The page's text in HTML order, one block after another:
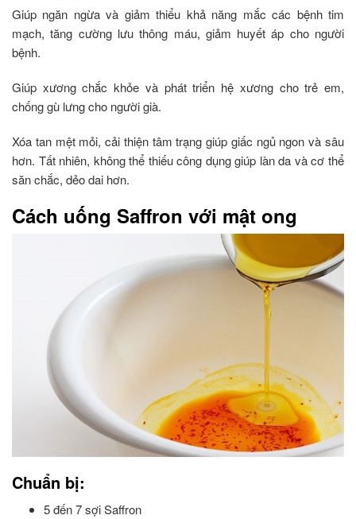
Giúp ngăn ngừa và giảm thiểu khả năng mắc các bệnh tim
mạch, tăng cường lưu thông máu, giảm huyết áp cho người
bệnh.
Giúp xương chắc khỏe và phát triển hệ xương cho trẻ em,
chống gù lưng cho người già.
Xóa tan mệt mỏi, cải thiện tâm trạng giúp giấc ngủ ngon và sâu
hơn. Tất nhiên, không thể thiếu công dụng giúp làn da và cơ thể
săn chắc, dẻo dai hơn.
Cách uống Saffron với mật ong
Chuẩn bị:
5 đến 7 sợi Saffron